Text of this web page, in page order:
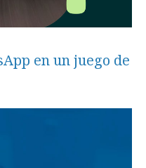
en un juego de